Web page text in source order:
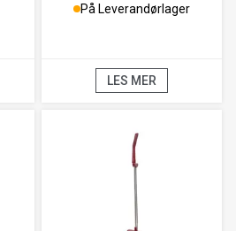
På Leverandørlager
LES MER